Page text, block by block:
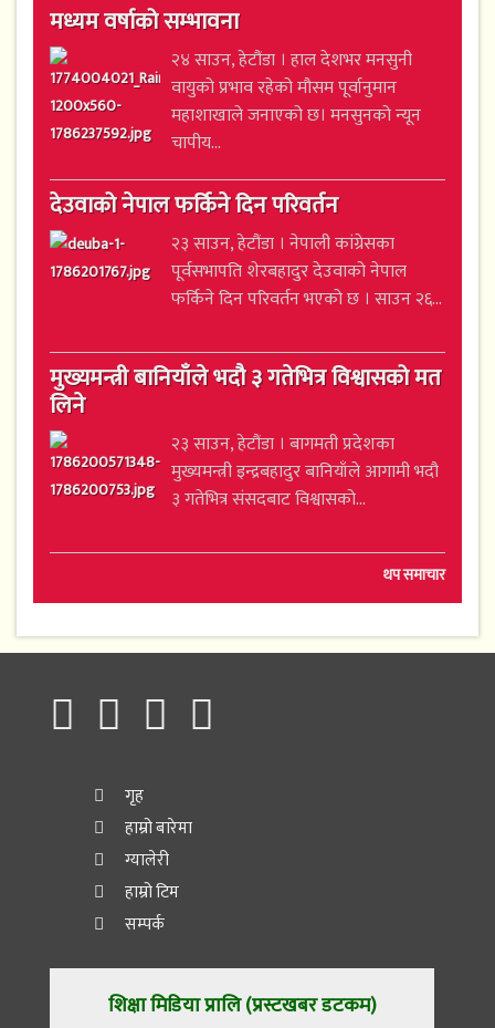
मध्यम वर्षाको सम्भावना
२४ साउन, हेटौंडा । हाल देशभर मनसुनी
वायुको प्रभाव रहेको मौसम पूर्वानुमान
महाशाखाले जनाएको छ। मनसुनको न्यून
चापीय...
देउवाको नेपाल फर्किने दिन परिवर्तन
२३ साउन, हेटौंडा । नेपाली कांग्रेसका
पूर्वसभापति शेरबहादुर देउवाको नेपाल
फर्किने दिन परिवर्तन भएको छ । साउन २६...
मुख्यमन्त्री बानियाँले भदौ ३ गतेभित्र विश्वासको मत
लिने
२३ साउन, हेटौंडा । बागमती प्रदेशका
मुख्यमन्त्री इन्द्रबहादुर बानियाँले आगामी भदौ
३ गतेभित्र संसदबाट विश्वासको...
थप समाचार
गृह
हाम्रो बारेमा
ग्यालेरी
हाम्रो टिम
सम्पर्क
शिक्षा मिडिया प्रालि (प्रस्टखबर डटकम)